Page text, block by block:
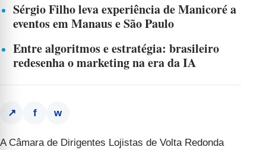
Sérgio Filho leva experiência de Manicoré a
eventos em Manaus e São Paulo
Entre algoritmos e estratégia: brasileiro
redesenha o marketing na era da IA
↗ f w
A Câmara de Dirigentes Lojistas de Volta Redonda